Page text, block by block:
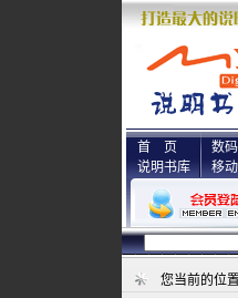
首 页
说明书库
数
移
您当前的位置